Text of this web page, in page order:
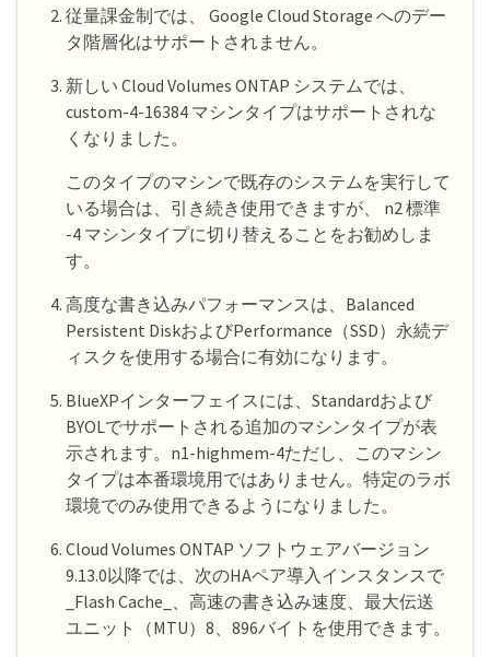
従量課金制では、 Google Cloud Storage へのデー
タ階層化はサポートされません。
新しい Cloud Volumes ONTAP システムでは、
custom-4-16384 マシンタイプはサポートされな
くなりました。
このタイプのマシンで既存のシステムを実行して
いる場合は、引き続き使用できますが、 n2 標準
-4 マシンタイプに切り替えることをお勧めしま
す。
高度な書き込みパフォーマンスは、Balanced
Persistent DiskおよびPerformance（SSD）永続デ
ィスクを使用する場合に有効になります。
BlueXPインターフェイスには、Standardおよび
BYOLでサポートされる追加のマシンタイプが表
示されます。n1-highmem-4ただし、このマシン
タイプは本番環境用ではありません。特定のラボ
環境でのみ使用できるようになりました。
Cloud Volumes ONTAP ソフトウェアバージョン
9.13.0以降では、次のHAペア導入インスタンスで
_Flash Cache_、高速の書き込み速度、最大伝送
ユニット（MTU）8、896バイトを使用できます。